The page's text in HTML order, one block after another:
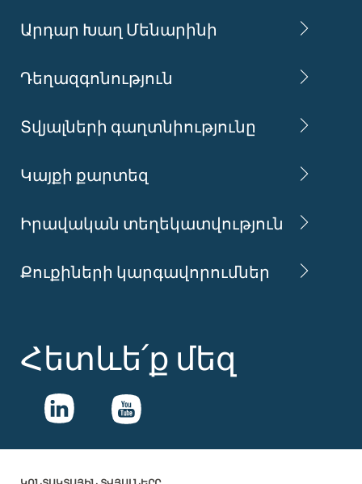
Արդար Խաղ Մենարինի
Դեղազգոնություն
Տվյալների գաղտնիությունը
Կայքի քարտեզ
Իրավական տեղեկատվություն
Քուքիների կարգավորումներ
Հետևե՛ք մեզ